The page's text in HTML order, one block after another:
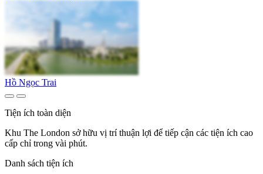
Hồ Ngọc Trai
Tiện ích toàn diện
Khu The London sở hữu vị trí thuận lợi để tiếp cận các tiện ích cao
cấp chỉ trong vài phút.
Danh sách tiện ích